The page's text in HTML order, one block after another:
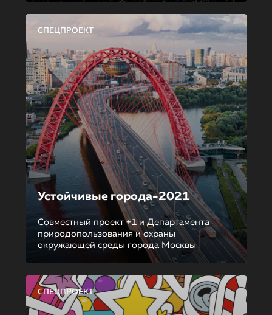
СПЕЦПРОЕКТ
Устойчивые города-2021
Совместный проект +1 и Департамента
природопользования и охраны
окружающей среды города Москвы
СПЕЦПРОЕКТ